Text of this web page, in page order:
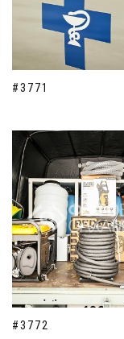
#3771
#3772